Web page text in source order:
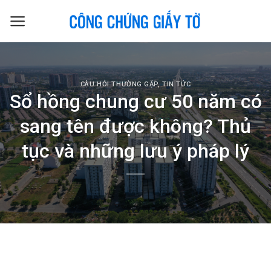
CÂU HỎI THƯỜNG GẶP,TIN TỨC
Sổ hồng chung cư 50 năm có
sang tên được không? Thủ
tục và những lưu ý pháp lý